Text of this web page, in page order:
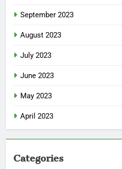
September 2023
August 2023
July 2023
June 2023
May 2023
April 2023
Categories